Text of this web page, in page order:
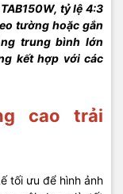
tỷ lệ 4:3
tường hoặc gắn
trung bình lớn
kết hợp với các
cao trải
tối ưu để hình ảnh